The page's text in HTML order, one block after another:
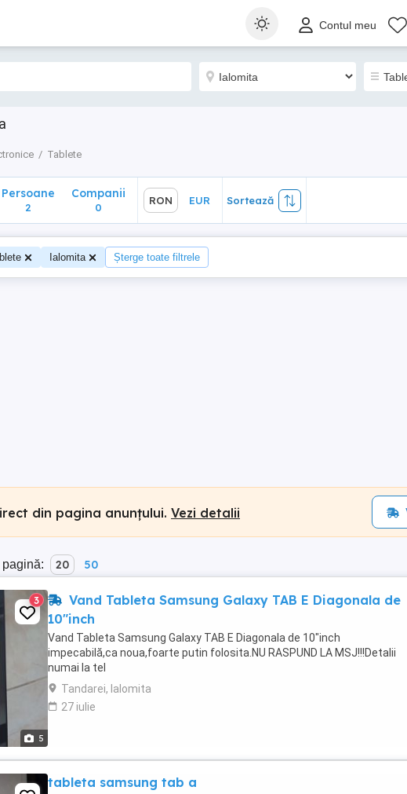
Contul meu
Tablete
Sortează
Persoane
2
Companii
0
RON EUR Sortează
Ialomita Șterge toate filtrele
din pagina anunțului. Vezi detalii
20 50
5
3
Vand Tableta Samsung Galaxy TAB E Diagonala de
10"inch
Vand Tableta Samsung Galaxy TAB E Diagonala de 10"inch
impecabilă,ca noua,foarte putin folosita.NU RASPUND LA MSJ!!!Detalii
numai la tel
Tandarei, Ialomita
27 iulie
tableta samsung tab a